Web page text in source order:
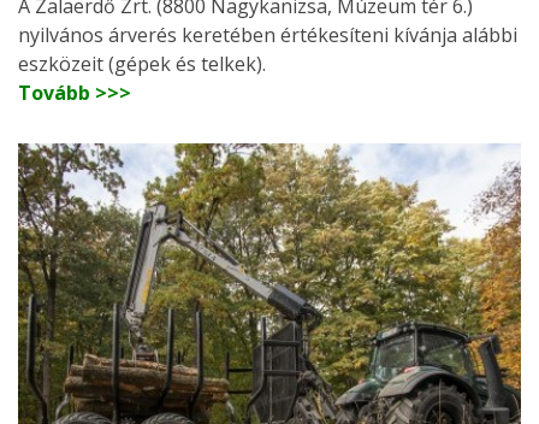
A Zalaerdő Zrt. (8800 Nagykanizsa, Múzeum tér 6.)
nyilvános árverés keretében értékesíteni kívánja alábbi
eszközeit (gépek és telkek).
Tovább >>>